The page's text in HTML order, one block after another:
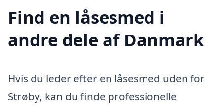
Find en låsesmed i
andre dele af Danmark
Hvis du leder efter en låsesmed uden for
Strøby, kan du finde professionelle